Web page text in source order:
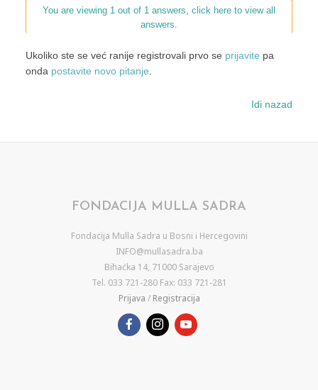
You are viewing 1 out of 1 answers, click here to view all
answers.
Ukoliko ste se već ranije registrovali prvo se prijavite pa
onda postavite novo pitanje.
Idi nazad
FONDACIJA MULLA SADRA
Fondacija Mulla Sadra u Bosni i Hercegovini
INFO@mullasadra.ba
Bihaćka 14, 71000 Sarajevo
Tel. 033 721-280 Fax: 033 721-281
Prijava / Registracija